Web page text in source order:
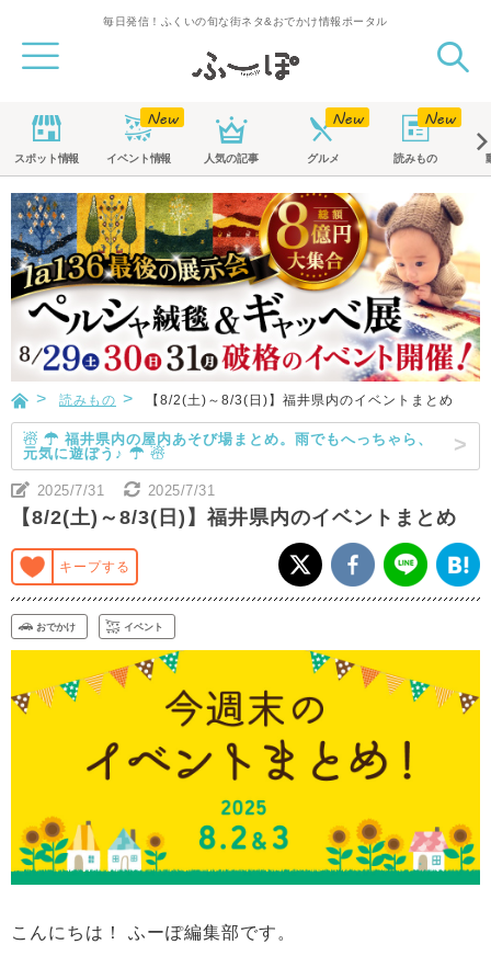
毎日発信！ふくいの旬な街ネタ&おでかけ情報ポータル
スポット情報 イベント情報 人気の記事 グルメ 読みもの
読みもの 【8/2(土)～8/3(日)】福井県内のイベントまとめ
☃ ☂ 福井県内の屋内あそび場まとめ。雨でもへっちゃら、
元気に遊ぼう♪ ☂ ☃
2025/7/31 2025/7/31
【8/2(土)～8/3(日)】福井県内のイベントまとめ
キープする
おでかけ イベント
こんにちは！ ふーぽ編集部です。